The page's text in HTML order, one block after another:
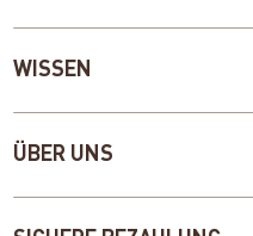
WISSEN
ÜBER UNS